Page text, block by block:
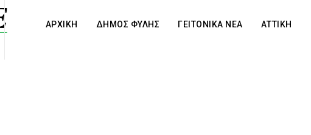
ΑΡΧΙΚΗ ΔΗΜΟΣ ΦΥΛΗΣ ΓΕΙΤΟΝΙΚΑ ΝΕΑ ΑΤΤΙΚΗ